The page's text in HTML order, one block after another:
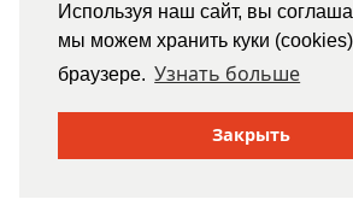
Используя наш сайт, вы
мы можем хранить куки
браузере. Узнать больше
Закрыть